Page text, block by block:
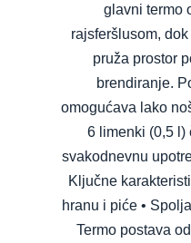
glavni termo
rajsferšlusom,
pruža prostor
brendiranje.
omogućava lako
6 limenki (0,5 l)
svakodnevnu
Ključne
hranu i piće •
Termo postava